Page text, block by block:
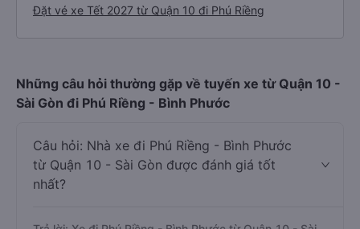
Đặt vé xe Tết 2027 từ Quận 10 đi Phú Riềng
Những câu hỏi thường gặp về tuyến xe từ Quận 10 -
Sài Gòn đi Phú Riềng - Bình Phước
Câu hỏi: Nhà xe đi Phú Riềng - Bình Phước
từ Quận 10 - Sài Gòn được đánh giá tốt
nhất?